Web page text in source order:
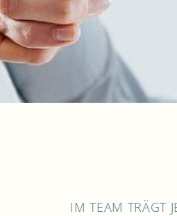
IM TEAM TRÄGT